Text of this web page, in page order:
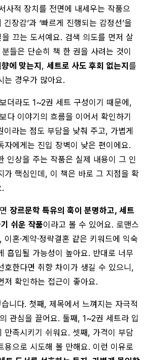
사적 장치를 전면에 내세우는 작품으
장감’과 ‘빠르게 진행되는 감정선’을
끄는 도서예요. 검색 의도를 먼저 살
들은 단순히 책 한 권을 사려는 것이
향에 맞는지, 세트로 사도 후회 없는지를
는 경우가 많아요.
더라도 1~2권 세트 구성이기 때문에,
다 이야기의 흐름을 이어서 확인하기
라는 점도 부담을 낮춰 주고, 가볍게
자에게는 진입 장벽이 낮은 편이에요.
인상을 주는 작품은 실제 내용이 그 인
가 핵심인데, 이 책은 바로 그 지점을 확
장르문학 특유의 훅이 분명하고, 세트
쉬운 작품이라고 볼 수 있어요. 로맨스
혼·계약·정략결혼 같은 키워드에 익숙
흡입될 가능성이 높아요. 반대로 너무
호한다면 취향 차이가 생길 수 있으니,
저 확인하는 접근이 좋아요.
니다. 첫째, 제목에서 느껴지는 자극적
관심을 끌어요. 둘째, 1~2권 세트라 입
만족시키기 쉬워요. 셋째, 가격이 부담
용으로 시도해 볼 만해요. 이런 이유로